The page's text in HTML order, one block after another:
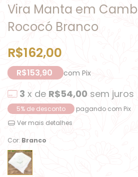
Vira Manta em
Rococó Branco
R$162,00
R$153,90 com Pix
3 x de R$54,00 sem juros
5% de desconto
pagando com Pix
Ver mais detalhes
Cor: Branco